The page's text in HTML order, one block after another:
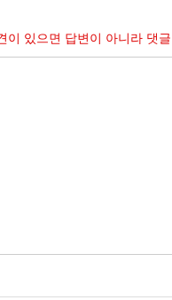
이 있으면 답변이 아니라 댓